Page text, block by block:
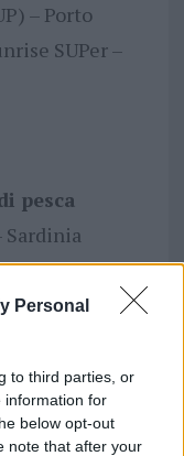
Personal
to third parties, or
information for
below opt-out
note that after your
– Porto
SUPer –
pesca
Sardinia
329 2962303
SUPer –